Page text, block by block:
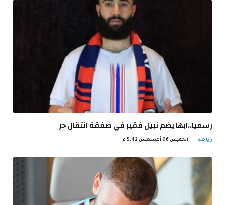
رسميا..ابها يضم نبيل فقير في صفقة انتقال حر
رياضة الخميس 06 أغسطس 5:42 م